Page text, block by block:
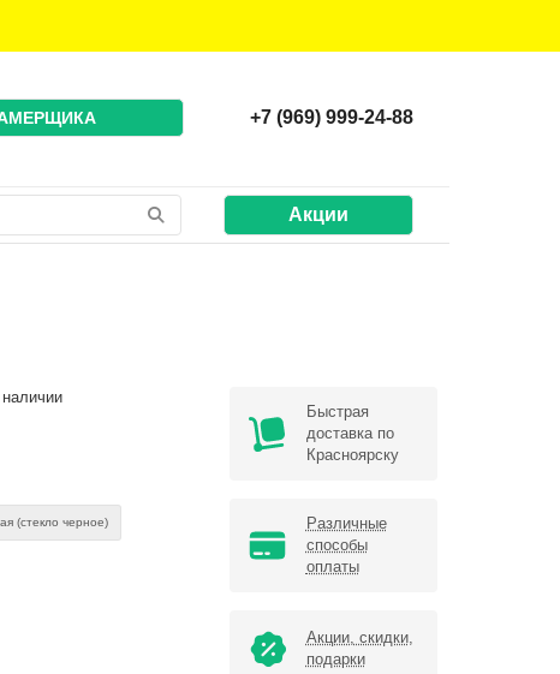
+7 (969) 999-24-88
Акции
(стекло черное)
Быстрая
доставка по
Красноярску
Различные
способы
оплаты
Акции, скидки,
подарки